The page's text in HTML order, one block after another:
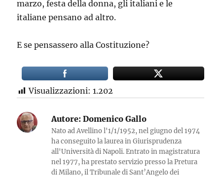
marzo, festa della donna, gli italiani e le
italiane pensano ad altro.
E se pensassero alla Costituzione?
Visualizzazioni: 1.202
Autore: Domenico Gallo
Nato ad Avellino l'1/1/1952, nel giugno del 1974
ha conseguito la laurea in Giurisprudenza
all'Università di Napoli. Entrato in magistratura
nel 1977, ha prestato servizio presso la Pretura
di Milano, il Tribunale di Sant’Angelo dei